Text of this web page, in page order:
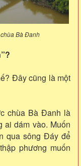
Bà Đanh
Đây cũng là một
chùa Bà Đanh là
ai dám vào. Muốn
qua sông Đáy để
phương muốn